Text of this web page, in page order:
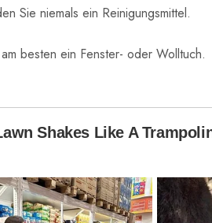
Sie niemals ein Reinigungsmittel.
besten ein Fenster- oder Wolltuch.